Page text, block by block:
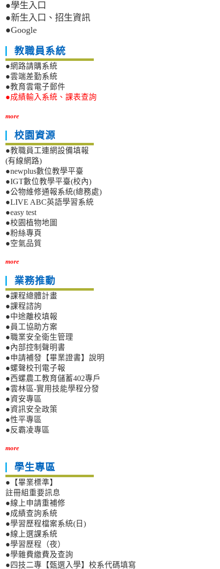
●學生入口
●新生入口、招生資訊
●Google
教職員系統
●網路請購系統
●雲端差勤系統
●教育雲電子郵件
●成績輸入系統、課表查詢
more
校園資源
●教職員工連網設備填報
(有線網路)
●newplus數位教學平臺
●IGT數位教學平臺(校內)
●公物維修通報系統(總務處)
●LIVE ABC英語學習系統
●easy test
●校園植物地圖
●粉絲專頁
●空氣品質
more
業務推動
●課程總體計畫
●課程諮詢
●中途離校填報
●員工協助方案
●職業安全衛生管理
●內部控制聲明書
●申請補發【畢業證書】說明
●螺聲校刊電子報
●西螺農工教育儲蓄402專戶
●雲林區-實用技能學程分發
●資安專區
●資訊安全政策
●性平專區
●反霸凌專區
more
學生專區
●【畢業標準】
註冊組重要訊息
●線上申請重補修
●成績查詢系統
●學習歷程檔案系統(日)
●線上選課系統
●學習歷程（夜）
●學雜費繳費及查詢
●四技二專【甄選入學】校系代碼填寫